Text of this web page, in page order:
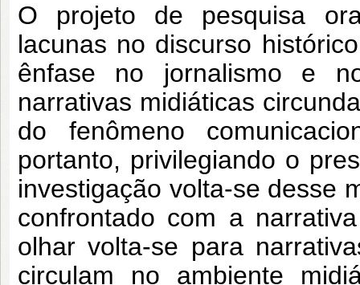
O projeto de pesquisa
lacunas no discurso
ênfase no jornalismo e
narrativas midiáticas
do fenômeno
portanto, privilegiando o
investigação volta-se desse
confrontado com a
olhar volta-se para
circulam no ambiente